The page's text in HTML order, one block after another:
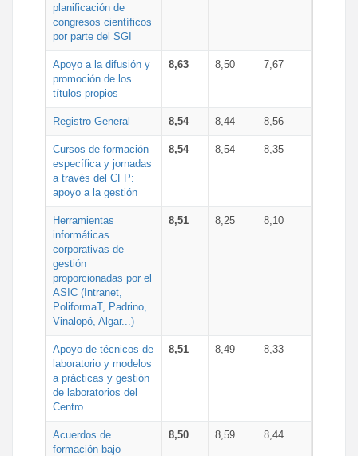
planificación de
congresos científicos
por parte del SGI
Apoyo a la difusión y
promoción de los
títulos propios
8,63 8,50 7,67
Registro General 8,54 8,44 8,56
Cursos de formación
específica y jornadas
a través del CFP:
apoyo a la gestión
8,54 8,54 8,35
Herramientas
informáticas
corporativas de
gestión
proporcionadas por el
ASIC (Intranet,
PoliformaT, Padrino,
Vinalopó, Algar...)
8,51 8,25 8,10
Apoyo de técnicos de
laboratorio y modelos
a prácticas y gestión
de laboratorios del
Centro
8,51 8,49 8,33
Acuerdos de
formación bajo
8,50 8,59 8,44